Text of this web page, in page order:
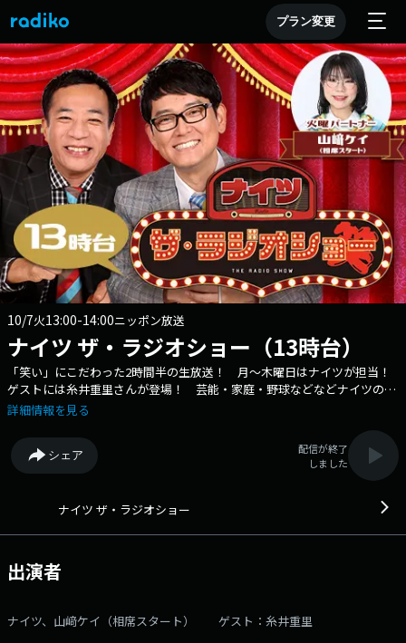
プラン変更
10/7火13:00-14:00ニッポン放送
ナイツ ザ・ラジオショー（13時台）
「笑い」にこだわった2時間半の生放送！ 月～木曜日はナイツが担当！
ゲストには糸井重里さんが登場！ 芸能・家庭・野球などなどナイツのト
ークと、「笑い」にこだわったネタコーナーをお届けします！ Xアカウ
け！ ▼13:35頃：メールをご紹介 ▼14:00～：ゲストと一緒に笑いを
お届けする「ザ・ゲストショー」をお届け。今日は糸井重里が登場！
▼14:40頃：リスナーの様々なキッカケを教えてもらう「あなたのきっか
スポットを当てたコーナーをお届け。火曜日は「山﨑ケイ 男と女のアレ
ラ(月)、相席スタート山﨑ケイ(火)、メイプル超合金安藤なつ(水)、ハリセ
ンボン箕輪はるか(木)が登場！ さらに金曜日は中川家、パートナーはニ
ョー サタデーはサンドウィッチマン！メールアドレス：
rs@1242.com 番組ホームページはこちら twitterハッシュタグは
詳細情報を見る
シェア
配信が終了
しました
ナイツ ザ・ラジオショー
出演者
ナイツ、山﨑ケイ（相席スタート） ゲスト：糸井重里